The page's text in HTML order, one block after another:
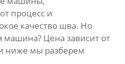
процесс и
качество шва. Но
машина? Цена зависит от
ниже мы разберем